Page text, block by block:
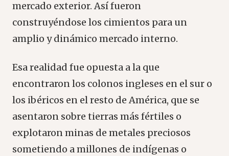
mercado exterior. Así fueron
construyéndose los cimientos para un
amplio y dinámico mercado interno.
Esa realidad fue opuesta a la que
encontraron los colonos ingleses en el sur o
los ibéricos en el resto de América, que se
asentaron sobre tierras más fértiles o
explotaron minas de metales preciosos
sometiendo a millones de indígenas o